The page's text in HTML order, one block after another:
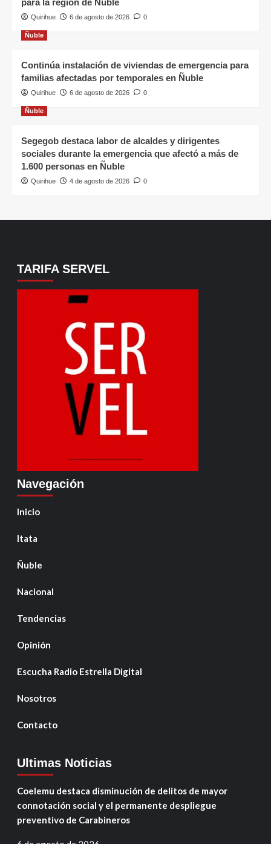
para la región de Ñuble
Quirihue 6 de agosto de 2026 0
Ñuble
Continúa instalación de viviendas de emergencia para
familias afectadas por temporales en Ñuble
Quirihue 6 de agosto de 2026 0
Ñuble
Segegob destaca labor de alcaldes y dirigentes
sociales durante la emergencia que afectó a más de
1.600 personas en Ñuble
Quirihue 4 de agosto de 2026 0
TARIFA SERVEL
Navegación
Inicio
Itata
Ñuble
Nacional
Tendencias
Opinión
Escucha Radio Estrella Digital
Nosotros
Contacto
Ultimas Noticias
Coelemu destaca disminución de delitos de mayor
connotación social y el permanente despliegue
preventivo de Carabineros